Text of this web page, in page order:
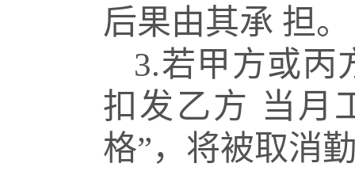
后果由其承 担。
3.若甲方或丙
扣发乙方 当月
格”，将被取消